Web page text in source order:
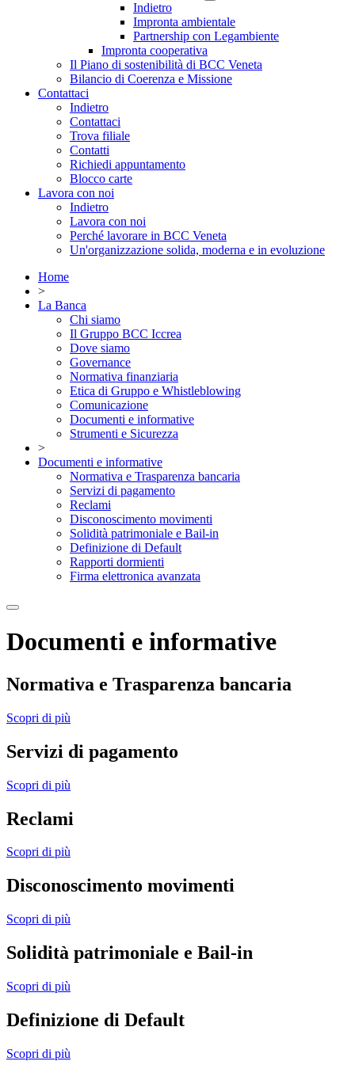
Indietro
Impronta ambientale
Partnership con Legambiente
Impronta cooperativa
Il Piano di sostenibilità di BCC Veneta
Bilancio di Coerenza e Missione
Contattaci
Indietro
Contattaci
Trova filiale
Contatti
Richiedi appuntamento
Blocco carte
Lavora con noi
Indietro
Lavora con noi
Perché lavorare in BCC Veneta
Un'organizzazione solida, moderna e in evoluzione
Home
>
La Banca
Chi siamo
Il Gruppo BCC Iccrea
Dove siamo
Governance
Normativa finanziaria
Etica di Gruppo e Whistleblowing
Comunicazione
Documenti e informative
Strumenti e Sicurezza
>
Documenti e informative
Normativa e Trasparenza bancaria
Servizi di pagamento
Reclami
Disconoscimento movimenti
Solidità patrimoniale e Bail-in
Definizione di Default
Rapporti dormienti
Firma elettronica avanzata
Documenti e informative
Normativa e Trasparenza bancaria
Scopri di più
Servizi di pagamento
Scopri di più
Reclami
Scopri di più
Disconoscimento movimenti
Scopri di più
Solidità patrimoniale e Bail-in
Scopri di più
Definizione di Default
Scopri di più